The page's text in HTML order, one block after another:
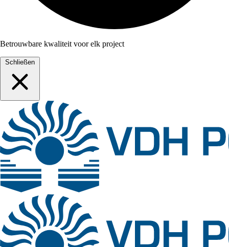
Betrouwbare kwaliteit voor elk project
Schließen